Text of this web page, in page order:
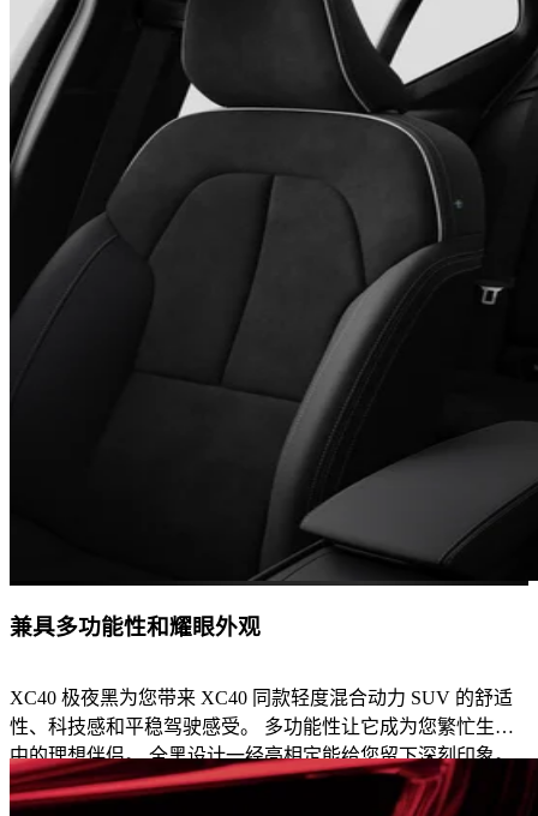
兼具多功能性和耀眼外观
XC40 极夜黑为您带来 XC40 同款轻度混合动力 SUV 的舒适
性、科技感和平稳驾驶感受。 多功能性让它成为您繁忙生活
中的理想伴侣。 全黑设计一经亮相定能给您留下深刻印象。